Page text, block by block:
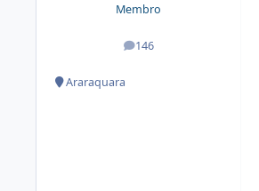
Membro
146
posts
Araraquara